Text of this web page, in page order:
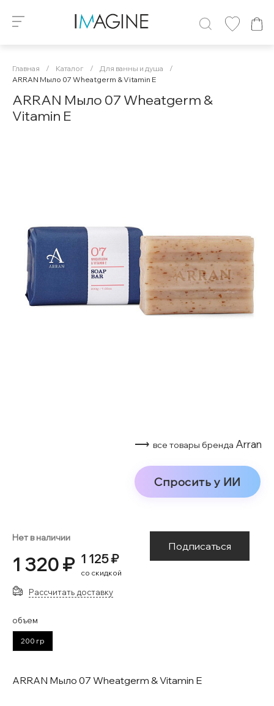
Главная / Каталог / Для ванны и душа
/
ARRAN Мыло 07 Wheatgerm & Vitamin E
ARRAN Мыло 07 Wheatgerm &
Vitamin E
⟶ все товары бренда Arran
Спросить у ИИ
Нет в наличии
1 320 ₽ 1 125 ₽
со скидкой
Подписаться
Рассчитать доставку
объем
200 гр
ARRAN Мыло 07 Wheatgerm & Vitamin E